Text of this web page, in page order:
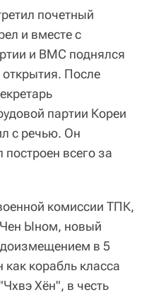
почетный
и вместе с
и ВМС поднялся
После
партии Кореи
с речью. Он
всего за
комиссии ТПК,
Ыном, новый
в 5
корабль класса
Хён", в честь